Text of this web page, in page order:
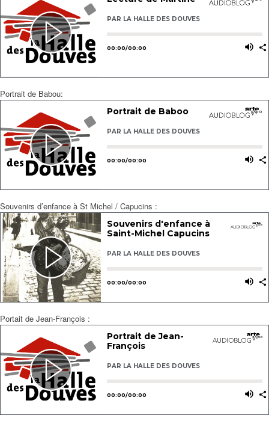
Portrait de Babou:
Souvenirs d’enfance à St Michel / Capucins :
Portait de Jean-François :